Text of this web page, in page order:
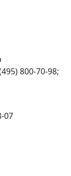
800-70-98;
07